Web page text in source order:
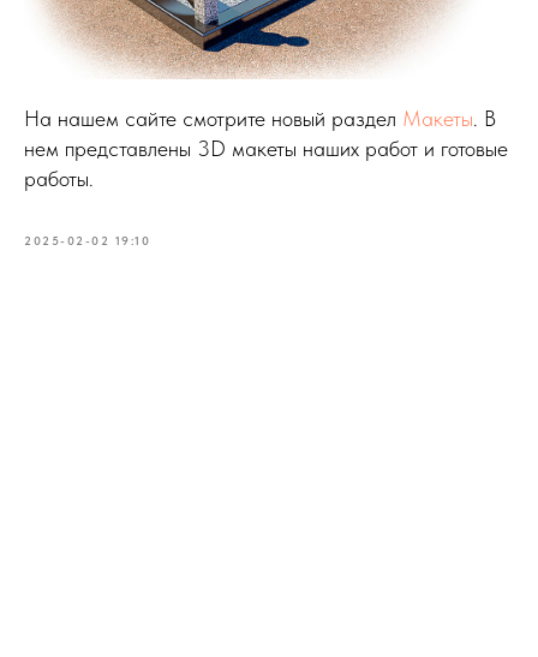
На нашем сайте смотрите новый раздел Макеты . В
нем представлены 3D макеты наших работ и готовые
работы.
2025-02-02 19:10